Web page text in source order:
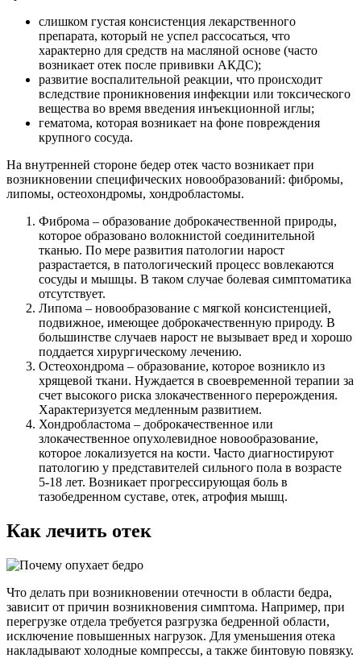
слишком густая консистенция лекарственного
препарата, который не успел рассосаться, что
характерно для средств на масляной основе (часто
возникает отек после прививки АКДС);
развитие воспалительной реакции, что происходит
вследствие проникновения инфекции или токсического
вещества во время введения инъекционной иглы;
гематома, которая возникает на фоне повреждения
крупного сосуда.
На внутренней стороне бедер отек часто возникает при
возникновении специфических новообразований: фибромы,
липомы, остеохондромы, хондробластомы.
Фиброма – образование доброкачественной природы,
которое образовано волокнистой соединительной
тканью. По мере развития патологии нарост
разрастается, в патологический процесс вовлекаются
сосуды и мышцы. В таком случае болевая симптоматика
отсутствует.
Липома – новообразование с мягкой консистенцией,
подвижное, имеющее доброкачественную природу. В
большинстве случаев нарост не вызывает вред и хорошо
поддается хирургическому лечению.
Остеохондрома – образование, которое возникло из
хрящевой ткани. Нуждается в своевременной терапии за
счет высокого риска злокачественного перерождения.
Характеризуется медленным развитием.
Хондробластома – доброкачественное или
злокачественное опухолевидное новообразование,
которое локализуется на кости. Часто диагностируют
патологию у представителей сильного пола в возрасте
5-18 лет. Возникает прогрессирующая боль в
тазобедренном суставе, отек, атрофия мышц.
Как лечить отек
Что делать при возникновении отечности в области бедра,
зависит от причин возникновения симптома. Например, при
перегрузке отдела требуется разгрузка бедренной области,
исключение повышенных нагрузок. Для уменьшения отека
накладывают холодные компрессы, а также бинтовую повязку.